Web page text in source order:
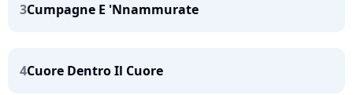
3Cumpagne E 'Nnammurate
4Cuore Dentro Il Cuore